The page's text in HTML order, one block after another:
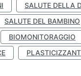
SALUTE DELLA
SALUTE DEL BAMBINO
BIOMONITORAGGIO